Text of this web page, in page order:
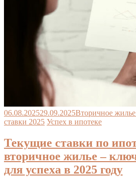
06.08.202529.09.2025Вторичное
ставки 2025 Успех в ипотеке
Текущие ставки по
вторичное жилье –
для успеха в 2025 году